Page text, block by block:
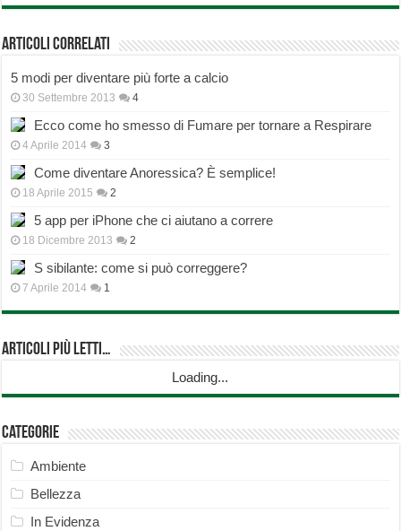
Articoli correlati
5 modi per diventare più forte a calcio
30 Settembre 2013 4
Ecco come ho smesso di Fumare per tornare a Respirare
4 Aprile 2014 3
Come diventare Anoressica? È semplice!
18 Aprile 2015 2
5 app per iPhone che ci aiutano a correre
18 Dicembre 2013 2
S sibilante: come si può correggere?
7 Aprile 2014 1
Articoli più Letti…
Loading...
Categorie
Ambiente
Bellezza
In Evidenza